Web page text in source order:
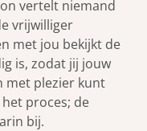
vertelt niemand
vrijwilliger
met jou bekijkt de
is, zodat jij jouw
met plezier kunt
proces; de
bij.